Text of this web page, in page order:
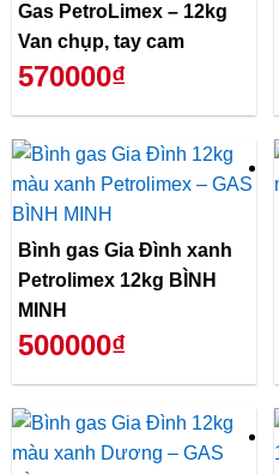
Gas PetroLimex – 12kg
Van chụp, tay cam
570000₫
Bình gas Gia Đình xanh
Petrolimex 12kg BÌNH
MINH
500000₫